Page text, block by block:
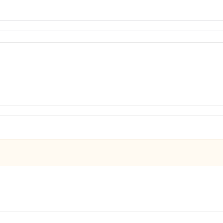
بخار دستگاه می‌تواند برای گرم کردن شیر و کمک به آماده‌سازی بعضی نوشیدنی‌های گرم
شود.
و استفاده از خروجی بخار.
جوش در طول ساعت کاری.